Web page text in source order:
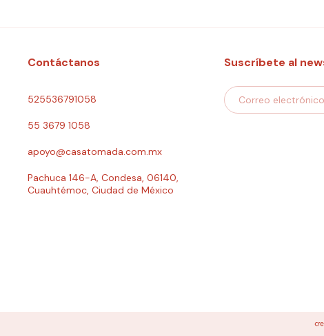
Contáctanos
525536791058
55 3679 1058
apoyo@casatomada.com.mx
Pachuca 146-A, Condesa, 06140,
Cuauhtémoc, Ciudad de México
Suscríbete al